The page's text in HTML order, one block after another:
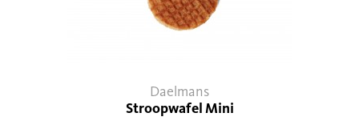
Daelmans
Stroopwafel Mini